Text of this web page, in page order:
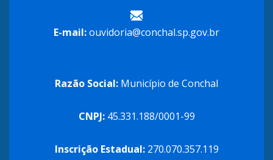
E-mail:ouvidoria@conchal.sp.gov.br
Razão Social: Município de Conchal
CNPJ:45.331.188/0001-99
Inscrição Estadual:270.070.357.119